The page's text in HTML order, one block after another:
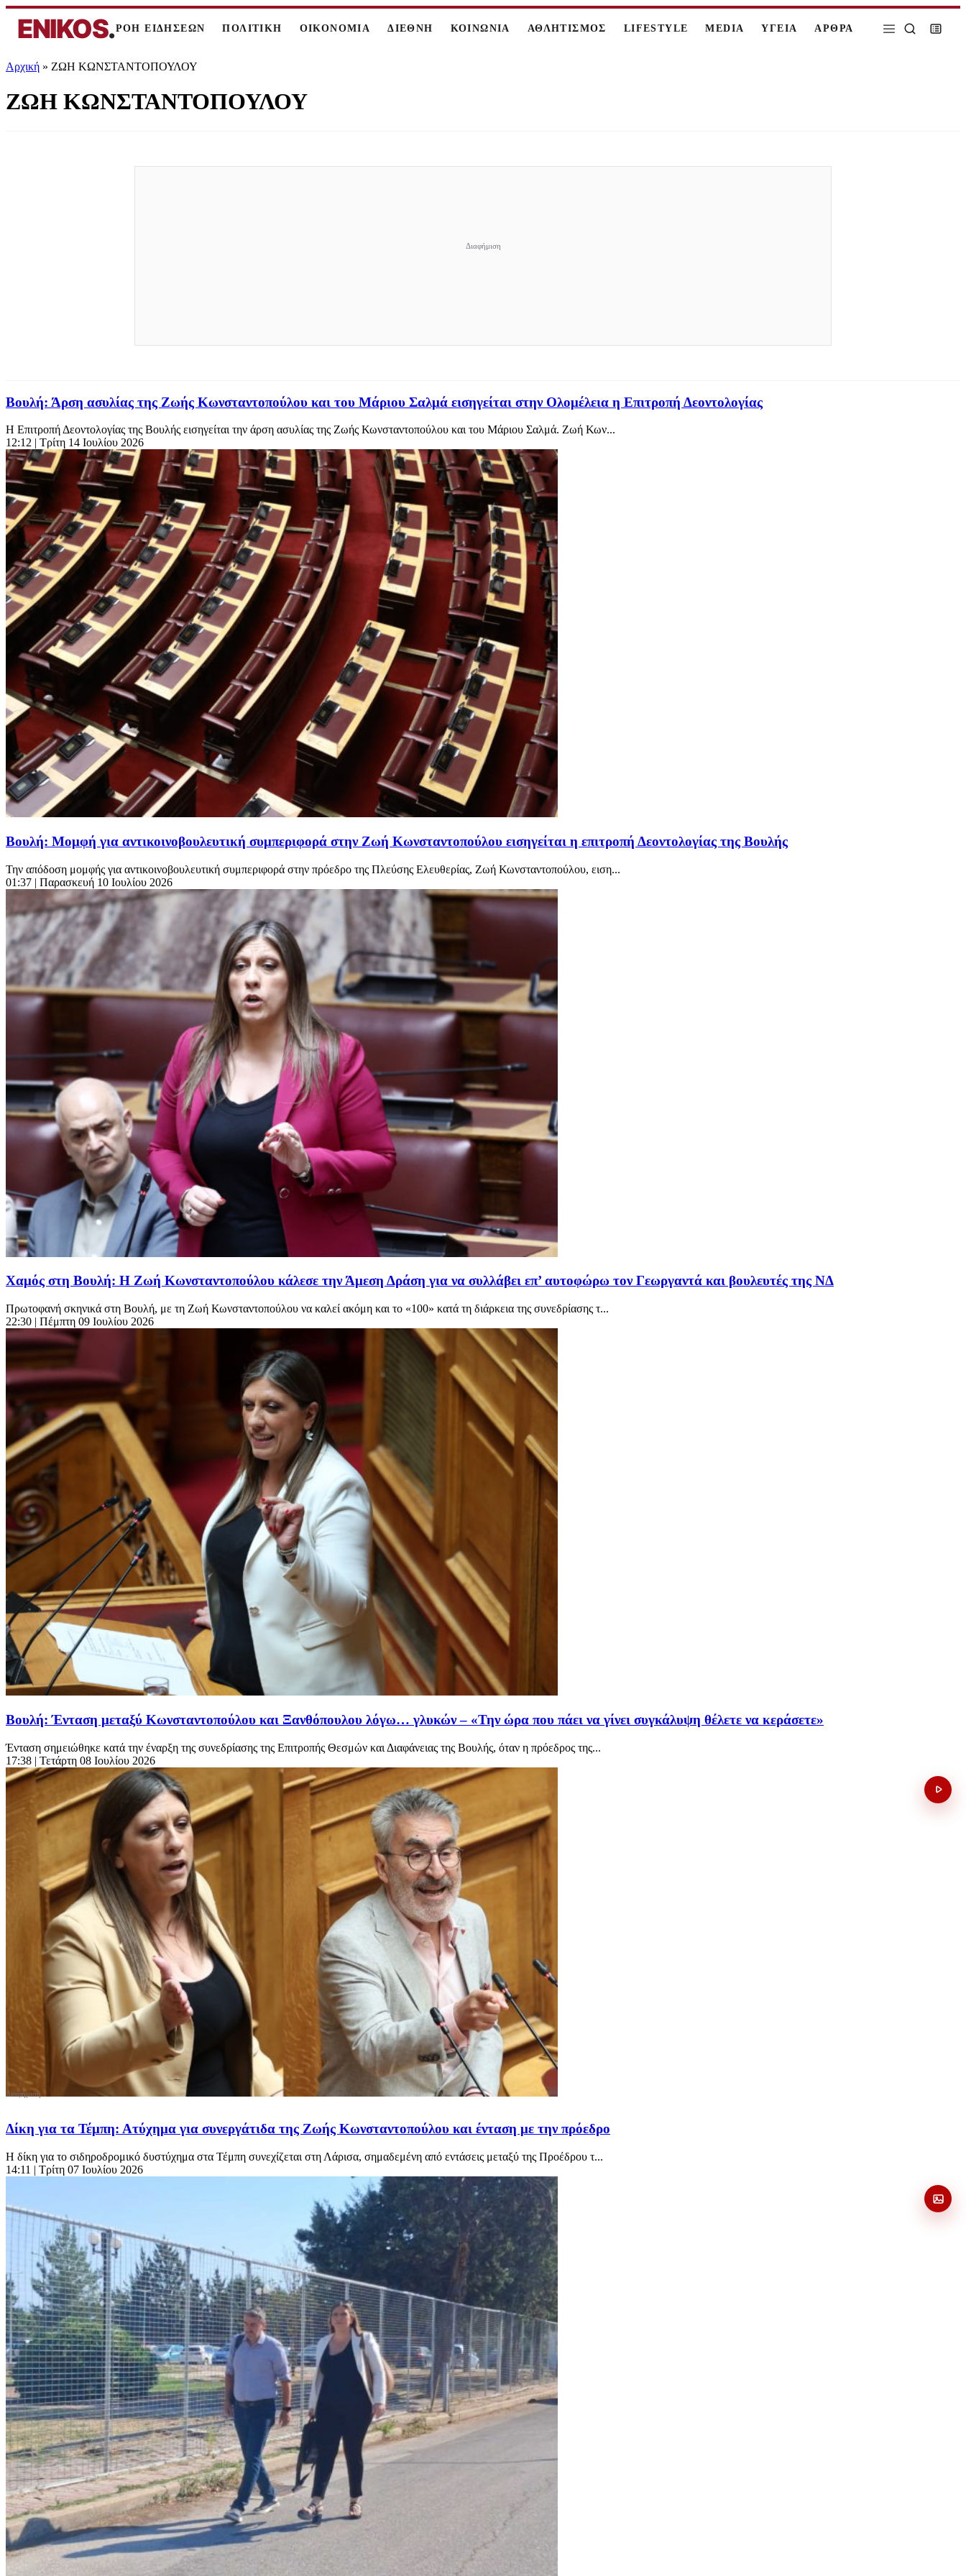
ENIKOS.ΡΟΗ ΕΙΔΗΣΕΩΝ ΠΟΛΙΤΙΚΗ ΟΙΚΟΝΟΜΙΑ ΔΙΕΘΝΗ ΚΟΙΝΩΝΙΑ ΑΘΛΗΤΙΣΜΟΣ LIFESTYLE MEDIA ΥΓΕΙΑ ΑΡΘΡΑ
Αρχική » ΖΩΗ ΚΩΝΣΤΑΝΤΟΠΟΥΛΟΥ
ΖΩΗ ΚΩΝΣΤΑΝΤΟΠΟΥΛΟΥ
Βουλή: Άρση ασυλίας της Ζωής Κωνσταντοπούλου και του Μάριου Σαλμά εισηγείται στην Ολομέλεια η Επιτροπή Δεοντολογίας
Η Επιτροπή Δεοντολογίας της Βουλής εισηγείται την άρση ασυλίας της Ζωής Κωνσταντοπούλου και του Μάριου Σαλμά. Ζωή Κων...
12:12 | Τρίτη 14 Ιουλίου 2026
Βουλή: Μομφή για αντικοινοβουλευτική συμπεριφορά στην Ζωή Κωνσταντοπούλου εισηγείται η επιτροπή Δεοντολογίας της Βουλής
Την απόδοση μομφής για αντικοινοβουλευτική συμπεριφορά στην πρόεδρο της Πλεύσης Ελευθερίας, Ζωή Κωνσταντοπούλου, ειση...
01:37 | Παρασκευή 10 Ιουλίου 2026
Χαμός στη Βουλή: Η Ζωή Κωνσταντοπούλου κάλεσε την Άμεση Δράση για να συλλάβει επ’ αυτοφώρω τον Γεωργαντά και βουλευτές της ΝΔ
Πρωτοφανή σκηνικά στη Βουλή, με τη Ζωή Κωνσταντοπούλου να καλεί ακόμη και το «100» κατά τη διάρκεια της συνεδρίασης τ...
22:30 | Πέμπτη 09 Ιουλίου 2026
Βουλή: Ένταση μεταξύ Κωνσταντοπούλου και Ξανθόπουλου λόγω… γλυκών – «Την ώρα που πάει να γίνει συγκάλυψη θέλετε να κεράσετε»
Ένταση σημειώθηκε κατά την έναρξη της συνεδρίασης της Επιτροπής Θεσμών και Διαφάνειας της Βουλής, όταν η πρόεδρος της...
17:38 | Τετάρτη 08 Ιουλίου 2026
Δίκη για τα Τέμπη: Ατύχημα για συνεργάτιδα της Ζωής Κωνσταντοπούλου και ένταση με την πρόεδρο
Η δίκη για το σιδηροδρομικό δυστύχημα στα Τέμπη συνεχίζεται στη Λάρισα, σημαδεμένη από εντάσεις μεταξύ της Προέδρου τ...
14:11 | Τρίτη 07 Ιουλίου 2026